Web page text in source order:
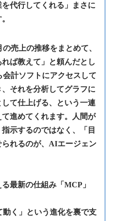
を代行してくれる」まさに
売上の推移をまとめて、
ば教えて」と頼んだとし
計ソフトにアクセスして
それを分析してグラフに
て仕上げる、という一連
進めてくれます。人間が
指示するのではなく、「目
れるのが、AIエージェン
最新の仕組み「MCP」
く」という進化を裏で支